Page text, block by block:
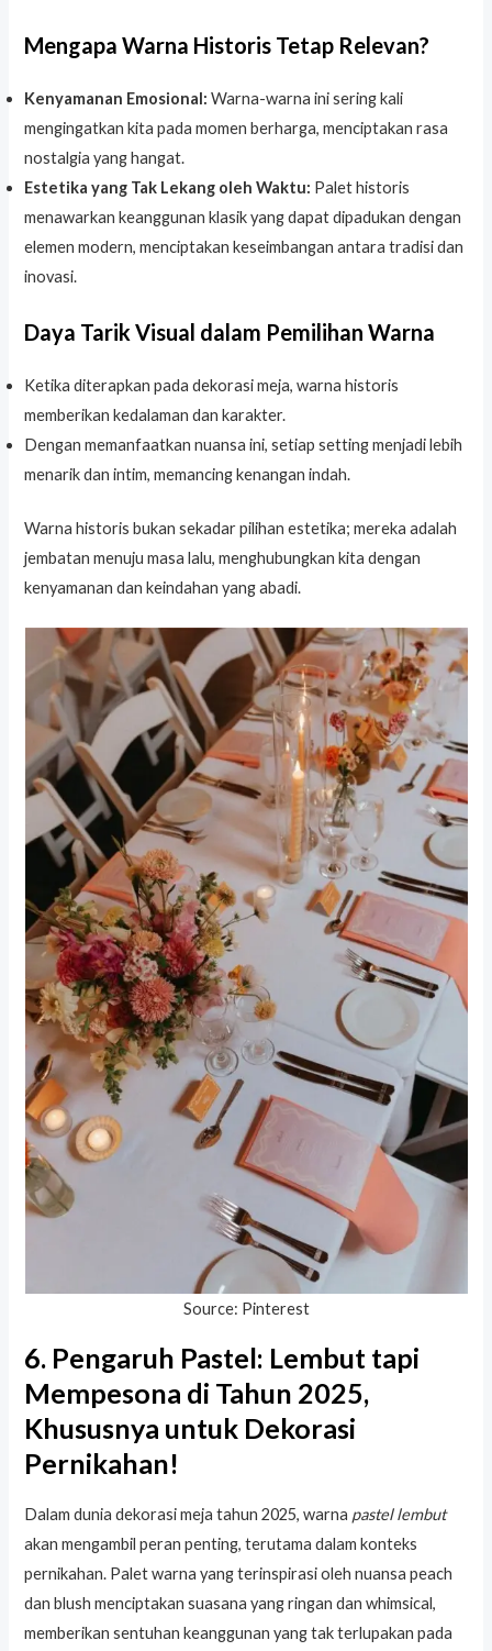
Mengapa Warna Historis Tetap Relevan?
Kenyamanan Emosional: Warna-warna ini sering kali
mengingatkan kita pada momen berharga, menciptakan rasa
nostalgia yang hangat.
Estetika yang Tak Lekang oleh Waktu: Palet historis
menawarkan keanggunan klasik yang dapat dipadukan dengan
elemen modern, menciptakan keseimbangan antara tradisi dan
inovasi.
Daya Tarik Visual dalam Pemilihan Warna
Ketika diterapkan pada dekorasi meja, warna historis
memberikan kedalaman dan karakter.
Dengan memanfaatkan nuansa ini, setiap setting menjadi lebih
menarik dan intim, memancing kenangan indah.
Warna historis bukan sekadar pilihan estetika; mereka adalah
jembatan menuju masa lalu, menghubungkan kita dengan
kenyamanan dan keindahan yang abadi.
Source: Pinterest
6. Pengaruh Pastel: Lembut tapi
Mempesona di Tahun 2025,
Khususnya untuk Dekorasi
Pernikahan!
Dalam dunia dekorasi meja tahun 2025, warna pastel lembut
akan mengambil peran penting, terutama dalam konteks
pernikahan. Palet warna yang terinspirasi oleh nuansa peach
dan blush menciptakan suasana yang ringan dan whimsical,
memberikan sentuhan keanggunan yang tak terlupakan pada